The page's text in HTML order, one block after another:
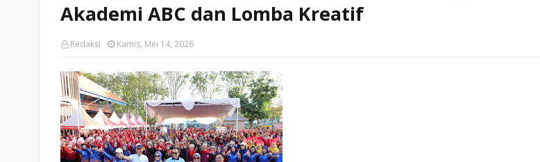
Akademi ABC dan Lomba Kreatif
Redaksi Kamis, Mei 14, 2026